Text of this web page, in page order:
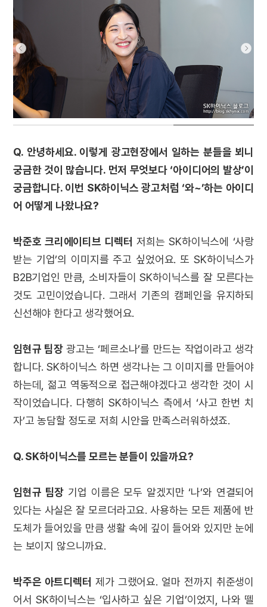
Q. 안녕하세요. 이렇게 광고현장에서 일하는 분들을 뵈니
궁금한 것이 많습니다. 먼저 무엇보다 ‘아이디어의 발상’이
궁금합니다. 이번 SK하이닉스 광고처럼 ‘와~’하는 아이디
어 어떻게 나왔나요?
박준호 크리에이티브 디렉터 저희는 SK하이닉스에 ‘사랑
받는 기업’의 이미지를 주고 싶었어요. 또 SK하이닉스가
B2B기업인 만큼, 소비자들이 SK하이닉스를 잘 모른다는
것도 고민이었습니다. 그래서 기존의 캠페인을 유지하되
신선해야 한다고 생각했어요.
임현규 팀장광고는 ‘페르소나’를 만드는 작업이라고 생각
합니다. SK하이닉스 하면 생각나는 그 이미지를 만들어야
하는데, 젊고 역동적으로 접근해야겠다고 생각한 것이 시
작이었습니다. 다행히 SK하이닉스 측에서 ‘사고 한번 치
자’고 농담할 정도로 저희 시안을 만족스러워하셨죠.
Q. SK하이닉스를 모르는 분들이 있을까요?
임현규 팀장 기업 이름은 모두 알겠지만 ‘나’와 연결되어
있다는 사실은 잘 모르더라고요. 사용하는 모든 제품에 반
도체가 들어있을 만큼 생활 속에 깊이 들어와 있지만 눈에
는 보이지 않으니까요.
박주은 아트디렉터 제가 그랬어요. 얼마 전까지 취준생이
어서 SK하이닉스는 ‘입사하고 싶은 기업’이었지, 나와 뗄